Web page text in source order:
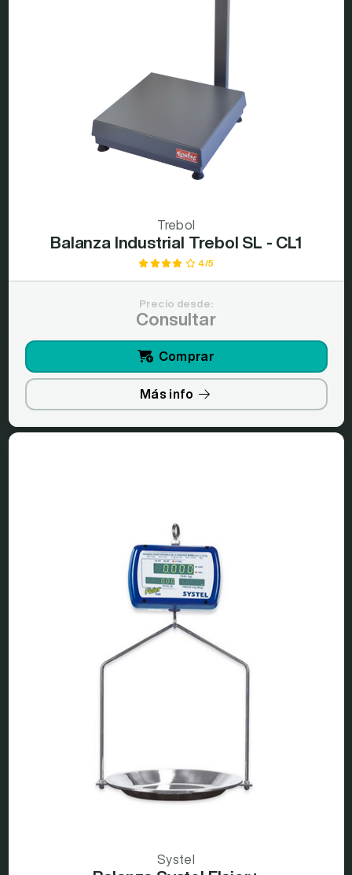
Trebol
Balanza Industrial Trebol SL - CL1
4/5
Precio desde:
Consultar
Comprar
Más info
Systel